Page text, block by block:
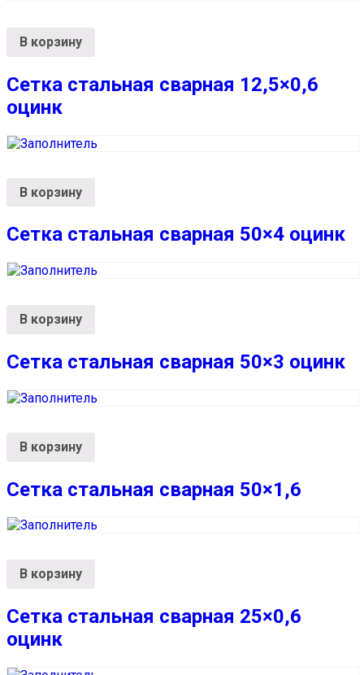
В корзину
Сетка стальная сварная 12,5×0,6
оцинк
В корзину
Сетка стальная сварная 50×4 оцинк
В корзину
Сетка стальная сварная 50×3 оцинк
В корзину
Сетка стальная сварная 50×1,6
В корзину
Сетка стальная сварная 25×0,6
оцинк